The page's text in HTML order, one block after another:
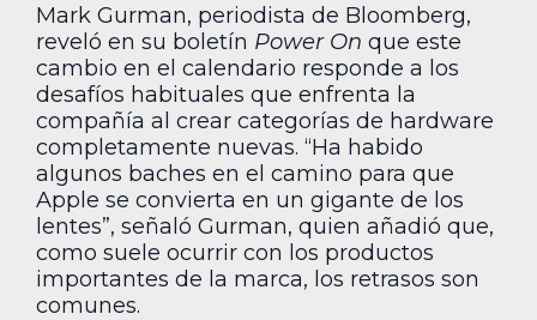
Mark Gurman, periodista de Bloomberg,
reveló en su boletín Power On que este
cambio en el calendario responde a los
desafíos habituales que enfrenta la
compañía al crear categorías de hardware
completamente nuevas. “Ha habido
algunos baches en el camino para que
Apple se convierta en un gigante de los
lentes”, señaló Gurman, quien añadió que,
como suele ocurrir con los productos
importantes de la marca, los retrasos son
comunes.